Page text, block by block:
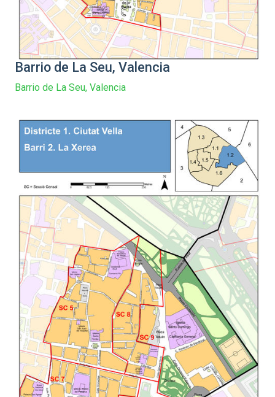
Barrio de La Seu, Valencia
Barrio de La Seu, Valencia